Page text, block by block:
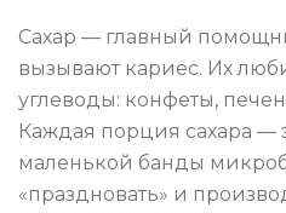
Сахар — главный
вызывают кариес. Их
углеводы: конфеты,
Каждая порция сахара —
маленькой банды
«праздновать» и